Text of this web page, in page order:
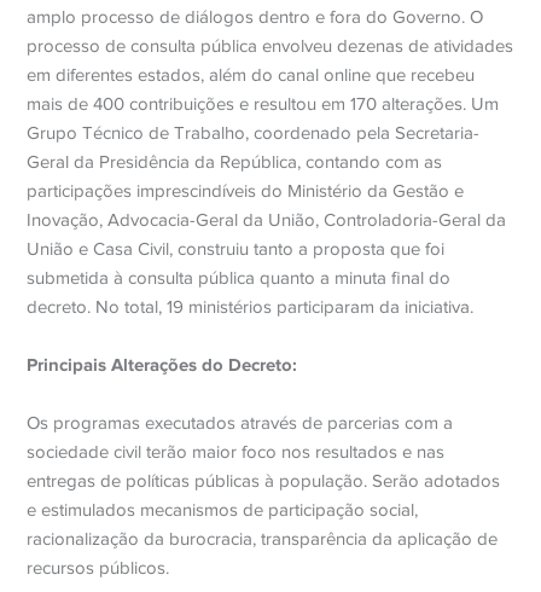
amplo processo de diálogos dentro e fora do Governo. O
processo de consulta pública envolveu dezenas de atividades
em diferentes estados, além do canal online que recebeu
mais de 400 contribuições e resultou em 170 alterações. Um
Grupo Técnico de Trabalho, coordenado pela Secretaria-
Geral da Presidência da República, contando com as
participações imprescindíveis do Ministério da Gestão e
Inovação, Advocacia-Geral da União, Controladoria-Geral da
União e Casa Civil, construiu tanto a proposta que foi
submetida à consulta pública quanto a minuta final do
decreto. No total, 19 ministérios participaram da iniciativa.
Principais Alterações do Decreto:
Os programas executados através de parcerias com a
sociedade civil terão maior foco nos resultados e nas
entregas de políticas públicas à população. Serão adotados
e estimulados mecanismos de participação social,
racionalização da burocracia, transparência da aplicação de
recursos públicos.